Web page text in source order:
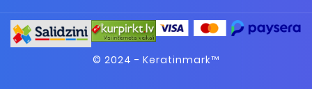
© 2024 - Keratinmark™